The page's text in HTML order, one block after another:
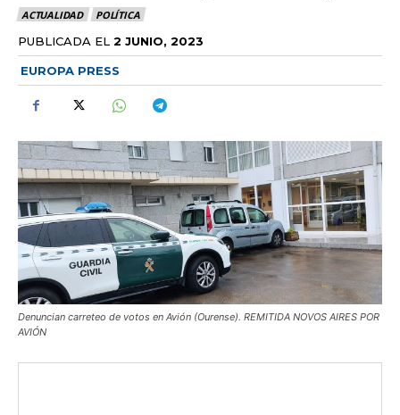
ACTUALIDAD POLÍTICA
PUBLICADA EL 2 JUNIO, 2023
EUROPA PRESS
Denuncian carreteo de votos en Avión (Ourense). REMITIDA NOVOS AIRES POR
AVIÓN